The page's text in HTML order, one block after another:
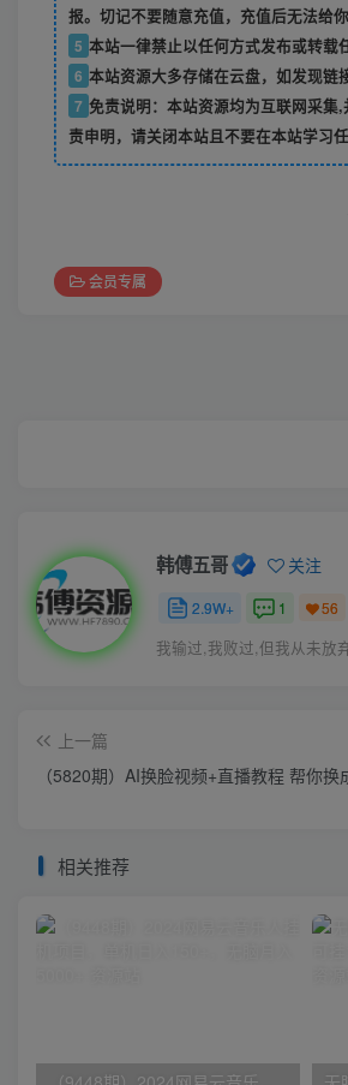
报。切记不要随意充值，充值后无法给你
5 本站一律禁止以任何方式发布或转载
6 本站资源大多存储在云盘，如发现链
7 免责说明：本站资源均为互联网采集
责申明，请关闭本站且不要在本站学习
会员专属
韩傅五哥 关注
2.9W+ 1 56
我输过,我败过,但我从未放
上一篇
（5820期）AI换脸视频+直播教程 帮你
相关推荐